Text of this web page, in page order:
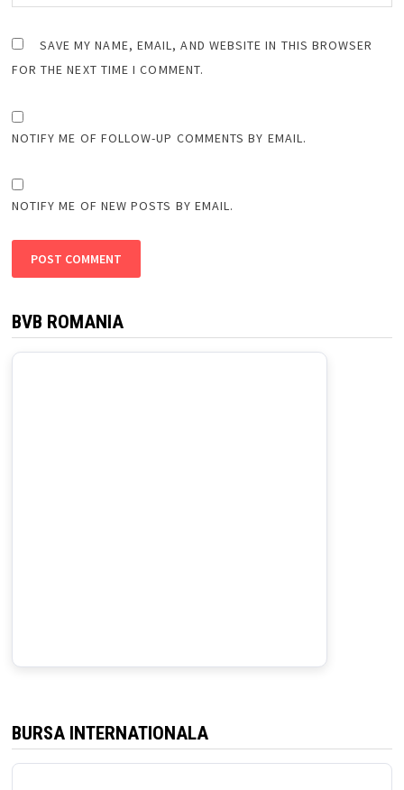
SAVE MY NAME, EMAIL, AND WEBSITE IN THIS BROWSER
FOR THE NEXT TIME I COMMENT.
NOTIFY ME OF FOLLOW-UP COMMENTS BY EMAIL.
NOTIFY ME OF NEW POSTS BY EMAIL.
BVB ROMANIA
BURSA INTERNATIONALA